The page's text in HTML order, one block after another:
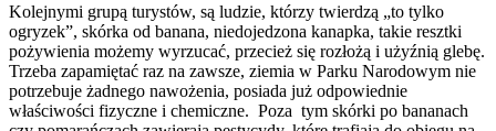
Kolejnymi grupą turystów, są ludzie, którzy twierdzą „to tylko
ogryzek”, skórka od banana, niedojedzona kanapka, takie resztki
pożywienia możemy wyrzucać, przecież się rozłożą i użyźnią glebę.
Trzeba zapamiętać raz na zawsze, ziemia w Parku Narodowym nie
potrzebuje żadnego nawożenia, posiada już odpowiednie
właściwości fizyczne i chemiczne. Poza tym skórki po bananach